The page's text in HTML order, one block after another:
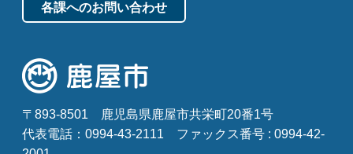
各課へのお問い合わせ
〒893-8501
鹿児島県鹿屋市共栄町20番1号
代表電話：0994-43-2111
ファックス番号 : 0994-42-